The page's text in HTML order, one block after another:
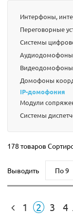
Интерфоны,
Переговорные
Системы
Аудиодомофоны
Видеодомофоны
Домофоны
IP-домофония
Модули
Системы
178 товаров
Выводить По 9
1 2 3 4